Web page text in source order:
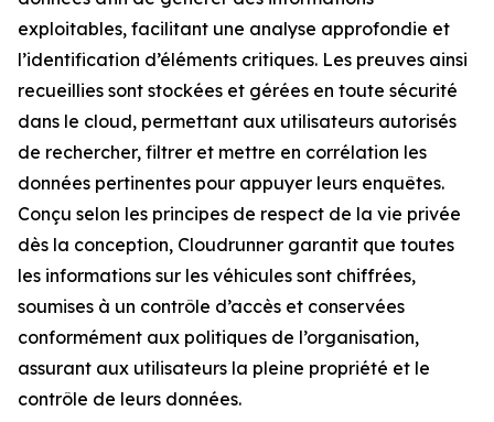
exploitables, facilitant une analyse approfondie et
l’identification d’éléments critiques. Les preuves ainsi
recueillies sont stockées et gérées en toute sécurité
dans le cloud, permettant aux utilisateurs autorisés
de rechercher, filtrer et mettre en corrélation les
données pertinentes pour appuyer leurs enquêtes.
Conçu selon les principes de respect de la vie privée
dès la conception, Cloudrunner garantit que toutes
les informations sur les véhicules sont chiffrées,
soumises à un contrôle d’accès et conservées
conformément aux politiques de l’organisation,
assurant aux utilisateurs la pleine propriété et le
contrôle de leurs données.